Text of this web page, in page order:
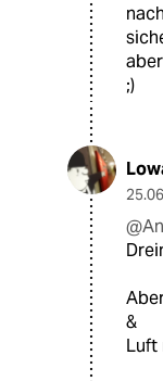
;)
&
Luft